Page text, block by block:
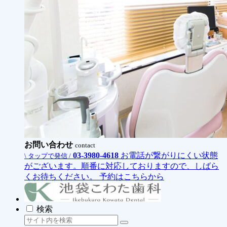
お問い合わせ contact
\ タップで発信 / 03-3980-4618 お電話が繋がりにくい状態
がございます。順番に対応しておりますので、しばら
くお待ちください。
予約はこちらから
検索